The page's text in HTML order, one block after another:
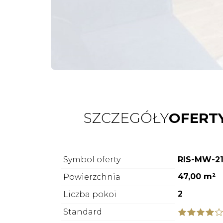
SZCZEGÓŁY
Symbol oferty
RIS-MW-21
Powierzchnia
47,00 m²
Liczba pokoi
2
Standard